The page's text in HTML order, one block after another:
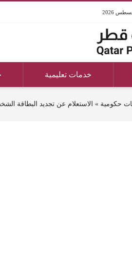
خدمات تعليمية
حكومية » الاستعلام عن تجديد البطاقة